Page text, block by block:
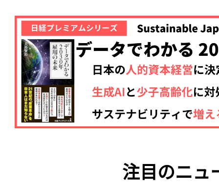
注目のニュ